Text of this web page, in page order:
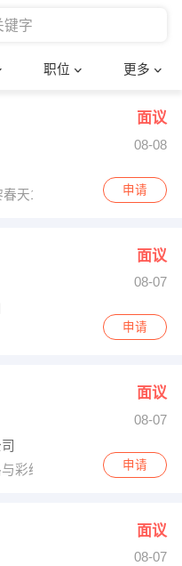
职位 更多
技术员/工程师
面议
08-08
天1907室
申请
面议
08-07
申请
面议
08-07
彩织街交汇中海水岸馨都
申请
面议
08-07